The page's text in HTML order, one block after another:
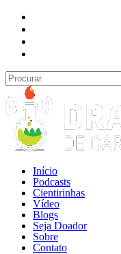
Início
Podcasts
Cientirinhas
Vídeo
Blogs
Seja Doador
Sobre
Contato